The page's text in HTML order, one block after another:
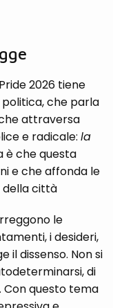
2026 tiene
che parla
attraversa
e radicale: la
è che questa
e che affonda le
della città
le
i desideri,
il dissenso. Non si
di
questo tema